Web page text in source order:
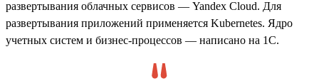
развертывания облачных сервисов — Yandex Cloud. Для
развертывания приложений применяется Kubernetes. Ядро
учетных систем и бизнес-процессов — написано на 1С.